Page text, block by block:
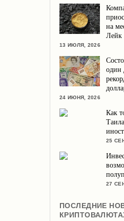
на
Лейк
13 ИЮЛЯ, 2026
один
24 ИЮНЯ, 2026
Как
25
27
ПОСЛЕДНИЕ